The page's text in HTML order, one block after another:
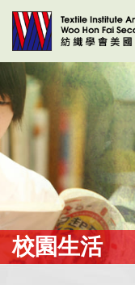
校園生活